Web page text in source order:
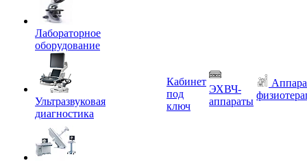
Лабораторное
оборудование
Ультразвуковая
диагностика
Кабинет
под
ключ
ЭХВЧ-
аппараты